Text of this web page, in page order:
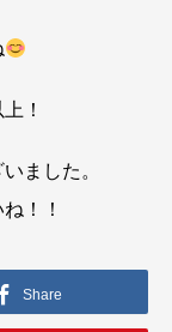
！
ました。
！！
Share